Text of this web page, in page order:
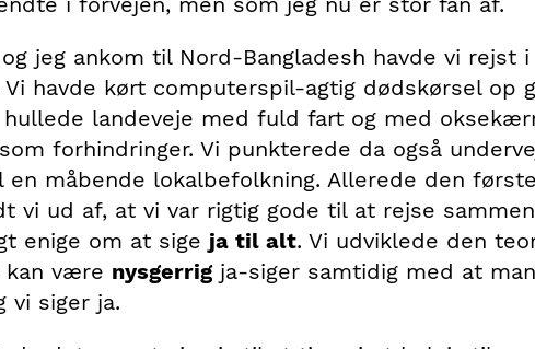
og jeg ankom til Nord-Bangladesh havde vi rejst
havde kørt computerspil-agtig dødskørsel op
landeveje med fuld fart og med
forhindringer. Vi punkterede da også
en måbende lokalbefolkning. Allerede den
vi ud af, at vi var rigtig gode til at rejse
enige om at sige ja til alt. Vi udviklede den
kan være nysgerrig ja-siger samtidig med at
vi siger ja.